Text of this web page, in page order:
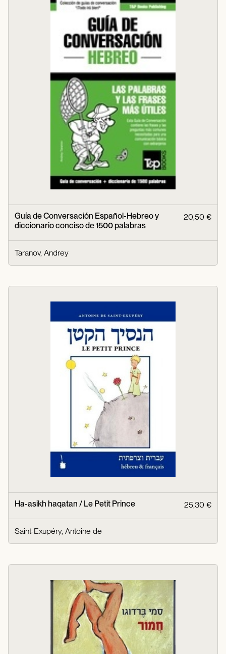
Guía de Conversación Español-Hebreo y
diccionario conciso de 1500 palabras
20,50 €
Taranov, Andrey
Ha-asikh haqatan / Le Petit Prince 25,30 €
Saint-Exupéry, Antoine de